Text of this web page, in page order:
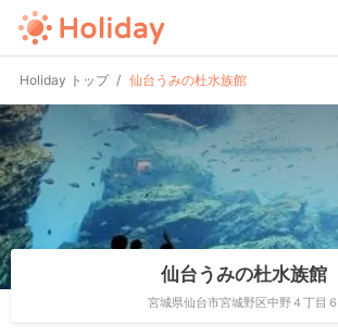
Holiday トップ 仙台うみの杜水族館
仙台うみの杜水族館
宮城県仙台市宮城野区中野４丁目６